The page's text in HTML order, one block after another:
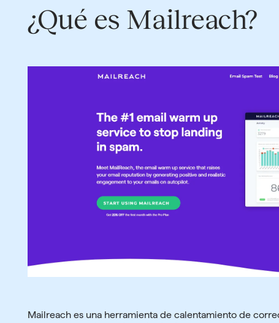
¿Qué es Mailreach?
Mailreach es una herramienta de calentamiento de